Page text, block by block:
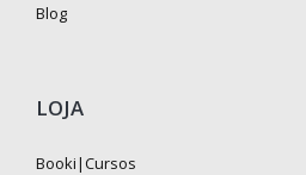
Blog
LOJA
Booki|Cursos